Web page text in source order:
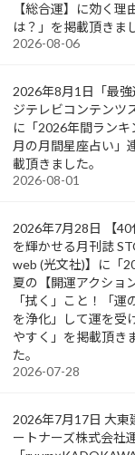
【総合運】に効く理
は？」を掲載頂きま
2026-08-06
2026年8月1日「最強
ジテレビコンテンツ
に「2026年間ランキ
月の月間星座占い」
載頂きました。
2026-08-01
2026年7月28日 【40
を輝かせる月刊誌
web (光文社)】に「
夏の【開運アクショ
「拭く」こと！「運
を浄化」して運を受
やすく」を掲載頂き
た。
2026-07-28
2026年7月17日 大東
ートナーズ株式会社